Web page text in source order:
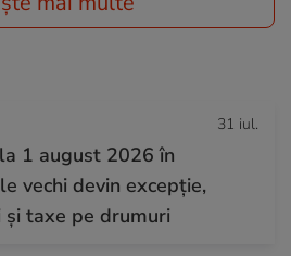
31 iul.
1 august 2026 în
vechi devin excepție,
taxe pe drumuri